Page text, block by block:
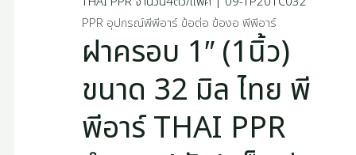
PPR อุปกรณ์พีพีอาร์ ข้อต่อ ข้องอ พีพีอาร์
ฝาครอบ 1″ (1นิ้ว)
ขนาด 32 มิล ไทย พี
พีอาร์ THAI PPR